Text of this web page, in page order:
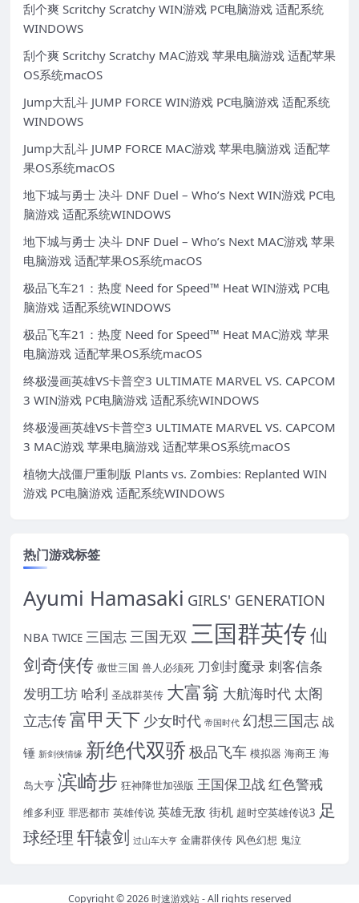
刮个爽 Scritchy Scratchy WIN游戏 PC电脑游戏 适配系统
WINDOWS
刮个爽 Scritchy Scratchy MAC游戏 苹果电脑游戏 适配苹果
OS系统macOS
Jump大乱斗 JUMP FORCE WIN游戏 PC电脑游戏 适配系统
WINDOWS
Jump大乱斗 JUMP FORCE MAC游戏 苹果电脑游戏 适配苹
果OS系统macOS
地下城与勇士 决斗 DNF Duel – Who’s Next WIN游戏 PC电
脑游戏 适配系统WINDOWS
地下城与勇士 决斗 DNF Duel – Who’s Next MAC游戏 苹果
电脑游戏 适配苹果OS系统macOS
极品飞车21：热度 Need for Speed™ Heat WIN游戏 PC电
脑游戏 适配系统WINDOWS
极品飞车21：热度 Need for Speed™ Heat MAC游戏 苹果
电脑游戏 适配苹果OS系统macOS
终极漫画英雄VS卡普空3 ULTIMATE MARVEL VS. CAPCOM
3 WIN游戏 PC电脑游戏 适配系统WINDOWS
终极漫画英雄VS卡普空3 ULTIMATE MARVEL VS. CAPCOM
3 MAC游戏 苹果电脑游戏 适配苹果OS系统macOS
植物大战僵尸重制版 Plants vs. Zombies: Replanted WIN
游戏 PC电脑游戏 适配系统WINDOWS
热门游戏标签
Ayumi Hamasaki GIRLS' GENERATION
NBA TWICE 三国志三国无双 三国群英传仙
剑奇侠传 傲世三国 兽人必须死 刀剑封魔录刺客信条
发明工坊 哈利 圣战群英传 大富翁 大航海时代 太阁
立志传富甲天下 少女时代 帝国时代 幻想三国志 战
锤 新剑侠情缘 新绝代双骄 极品飞车 模拟器 海商王 海
岛大亨 滨崎步 狂神降世加强版 王国保卫战红色警戒
维多利亚 罪恶都市 英雄传说 英雄无敌 街机 超时空英雄传说3 足
球经理 轩辕剑 过山车大亨 金庸群侠传 风色幻想 鬼泣
Copyright © 2026时速游戏站- All rights reserved